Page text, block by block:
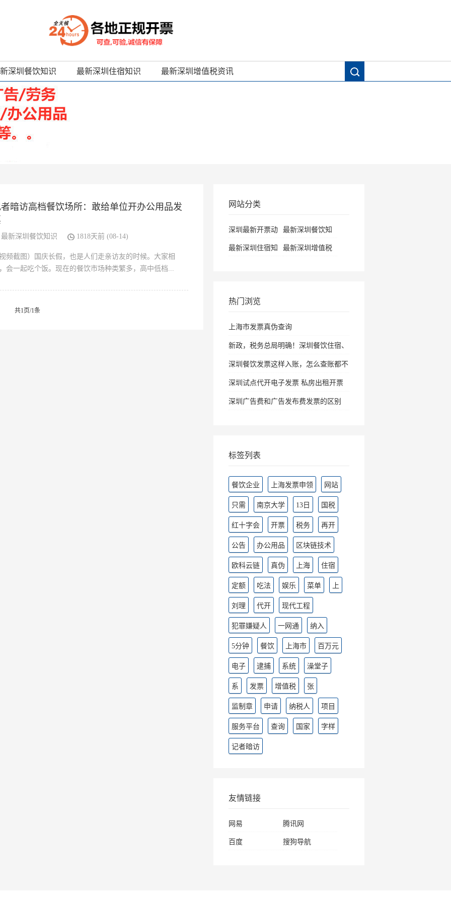
深圳餐饮知识 最新深圳住宿知识 最新深圳增值税资讯
暗访高档餐饮场所：敢给单位开办公用品发
最新深圳餐饮知识 1818天前 (08-14)
频截图）国庆长假，也是人们走亲访友的时候。大家相
会一起吃个饭。现在的餐饮市场种类繁多，高中低档...
共1页/1条
网站分类
深圳最新开票动
最新深圳餐饮知
最新深圳住宿知
最新深圳增值税
热门浏览
上海市发票真伪查询
新政，税务总局明确！深圳餐饮住宿、
深圳餐饮发票这样入账，怎么查账都不
深圳试点代开电子发票 私房出租开票
深圳广告费和广告发布费发票的区别
标签列表
餐饮企业 上海发票申领 网站
只需 南京大学 13日 国税
红十字会 开票 税务 再开
公告 办公用品 区块链技术
欧科云链 真伪 上海 住宿
定额 吃法 娱乐 菜单 上
刘理 代开 现代工程
犯罪嫌疑人 一网通 纳入
5分钟 餐饮 上海市 百万元
电子 逮捕 系统 澡堂子
系 发票 增值税 张
监制章 申请 纳税人 项目
服务平台 查询 国家 字样
记者暗访
友情链接
网易 腾讯网
百度 搜狗导航